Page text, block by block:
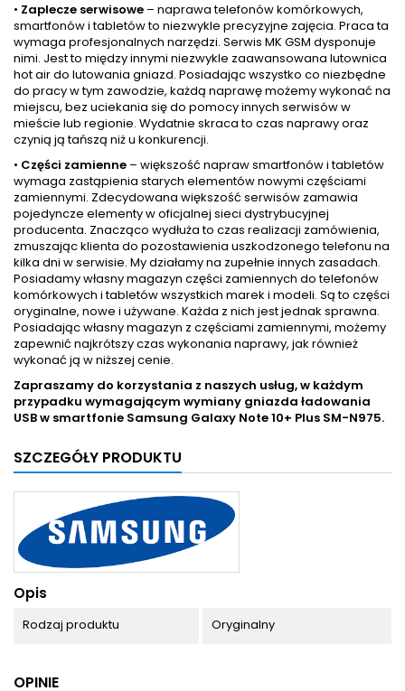
• Zaplecze serwisowe – naprawa telefonów komórkowych,
smartfonów i tabletów to niezwykle precyzyjne zajęcia. Praca ta
wymaga profesjonalnych narzędzi. Serwis MK GSM dysponuje
nimi. Jest to między innymi niezwykle zaawansowana lutownica
hot air do lutowania gniazd. Posiadając wszystko co niezbędne
do pracy w tym zawodzie, każdą naprawę możemy wykonać na
miejscu, bez uciekania się do pomocy innych serwisów w
mieście lub regionie. Wydatnie skraca to czas naprawy oraz
czynią ją tańszą niż u konkurencji.
• Części zamienne – większość napraw smartfonów i tabletów
wymaga zastąpienia starych elementów nowymi częściami
zamiennymi. Zdecydowana większość serwisów zamawia
pojedyncze elementy w oficjalnej sieci dystrybucyjnej
producenta. Znacząco wydłuża to czas realizacji zamówienia,
zmuszając klienta do pozostawienia uszkodzonego telefonu na
kilka dni w serwisie. My działamy na zupełnie innych zasadach.
Posiadamy własny magazyn części zamiennych do telefonów
komórkowych i tabletów wszystkich marek i modeli. Są to części
oryginalne, nowe i używane. Każda z nich jest jednak sprawna.
Posiadając własny magazyn z częściami zamiennymi, możemy
zapewnić najkrótszy czas wykonania naprawy, jak również
wykonać ją w niższej cenie.
Zapraszamy do korzystania z naszych usług, w każdym
przypadku wymagającym wymiany gniazda ładowania
USB w smartfonie Samsung Galaxy Note 10+ Plus SM-N975.
SZCZEGÓŁY PRODUKTU
Opis
Rodzaj produktu Oryginalny
OPINIE